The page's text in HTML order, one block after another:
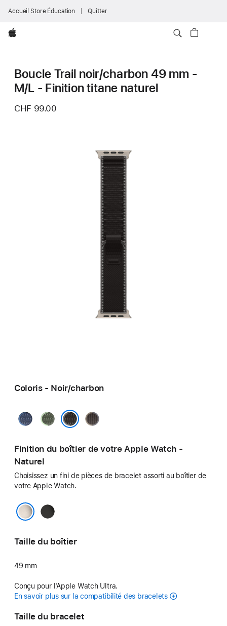
Accueil Store Éducation Quitter
Apple
Boucle Trail noir/charbon 49 mm -
M/L - Finition titane naturel
CHF 99.00
Coloris - Noir/charbon
Bleu/bleuVert/vert
Bleu/noir
Finition du boîtier de votre Apple Watch -
Naturel
Choisissez un fini de pièces de bracelet assorti au boîtier de
votre Apple Watch.
Noir
Taille du boîtier
49 mm
Conçu pour l’Apple Watch Ultra.
En savoir plus sur la compatibilité des bracelets
Taille du bracelet